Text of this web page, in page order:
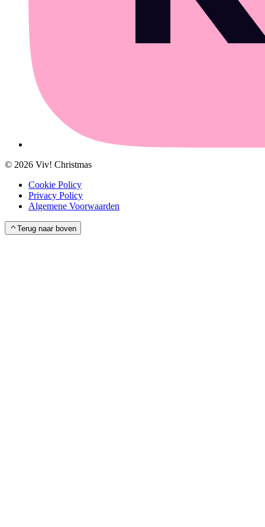
© 2026 Viv! Christmas
Cookie Policy
Privacy Policy
Algemene Voorwaarden
Terug naar boven